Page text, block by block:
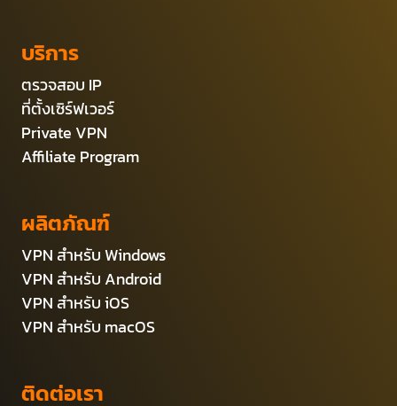
บริการ
ตรวจสอบ IP
ที่ตั้งเซิร์ฟเวอร์
Private VPN
Affiliate Program
ผลิตภัณฑ์
VPN สำหรับ Windows
VPN สำหรับ Android
VPN สำหรับ iOS
VPN สำหรับ macOS
ติดต่อเรา